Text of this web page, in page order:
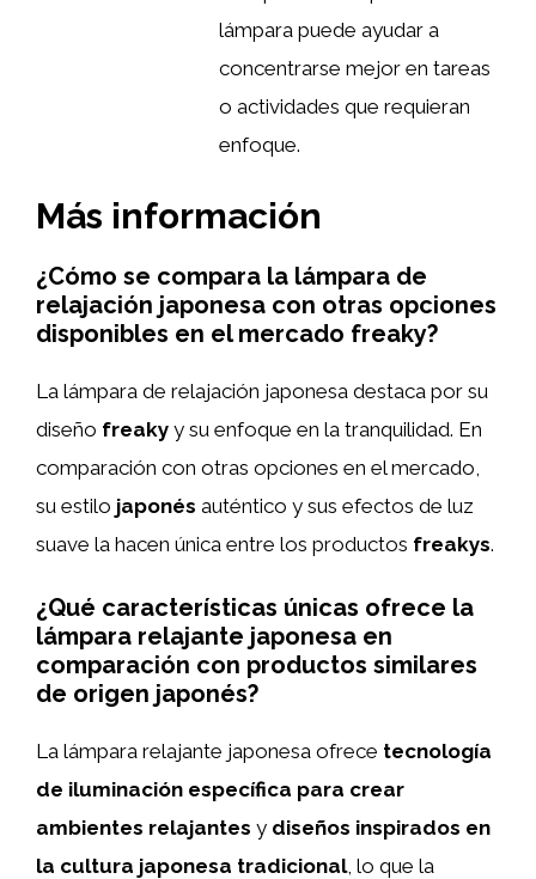
lámpara puede ayudar a
concentrarse mejor en tareas
o actividades que requieran
enfoque.
Más información
¿Cómo se compara la lámpara de
relajación japonesa con otras opciones
disponibles en el mercado freaky?
La lámpara de relajación japonesa destaca por su
diseño freaky y su enfoque en la tranquilidad. En
comparación con otras opciones en el mercado,
su estilo japonés auténtico y sus efectos de luz
suave la hacen única entre los productos freakys.
¿Qué características únicas ofrece la
lámpara relajante japonesa en
comparación con productos similares
de origen japonés?
La lámpara relajante japonesa ofrece tecnología
de iluminación específica para crear
ambientes relajantes y diseños inspirados en
la cultura japonesa tradicional, lo que la